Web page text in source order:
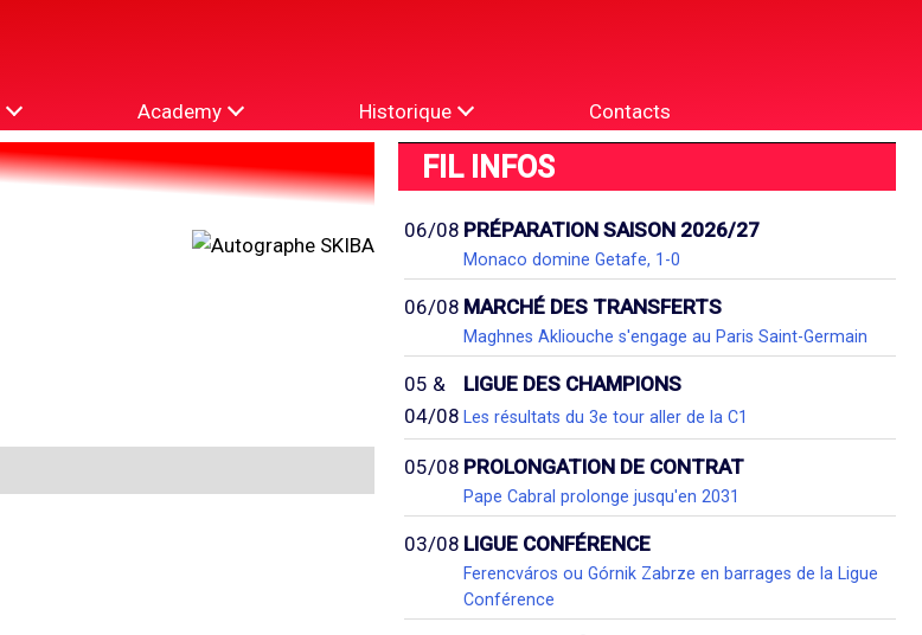
Academy Historique Contacts
FIL INFOS
06/08 PRÉPARATION SAISON 2026/27
Monaco domine Getafe, 1-0
06/08 MARCHÉ DES TRANSFERTS
Maghnes Akliouche s'engage au Paris Saint-Germain
05 &
04/08
LIGUE DES CHAMPIONS
Les résultats du 3e tour aller de la C1
05/08 PROLONGATION DE CONTRAT
Pape Cabral prolonge jusqu'en 2031
03/08 LIGUE CONFÉRENCE
Ferencváros ou Górnik Zabrze en barrages de la Ligue
Conférence